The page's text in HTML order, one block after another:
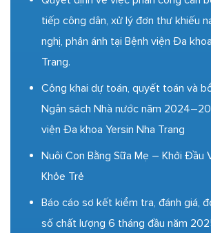
tiếp công dân, xử lý đơn thư khiếu
nghị, phản ánh tại Bệnh viện Đa
Trang.
Công khai dự toán, quyết toán và
Ngân sách Nhà nước năm
viện Đa khoa Yersin Nha Trang
Nuôi Con Bằng Sữa Mẹ – Khởi Đầu
Khỏe Trẻ
Báo cáo sơ kết kiểm tra, đánh giá,
số chất lượng 6 tháng đầu năm